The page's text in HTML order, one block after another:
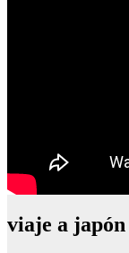
viaje a japón